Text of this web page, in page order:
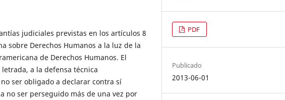
judiciales previstas en los artículos 8
sobre Derechos Humanos a la luz de la
de Derechos Humanos. El
a la defensa técnica
ser obligado a declarar contra sí
no ser perseguido más de una vez por
PDF
Publicado
2013-06-01